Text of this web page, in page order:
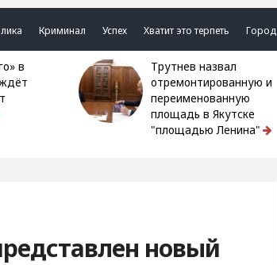
Криминал Успех Хватит это терпеть Город
Трутнев назвал
отремонтированную и
переименованную
площадь в Якутске
"площадью Ленина"
новый